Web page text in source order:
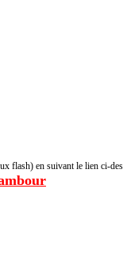
flash) en suivant le lien ci-